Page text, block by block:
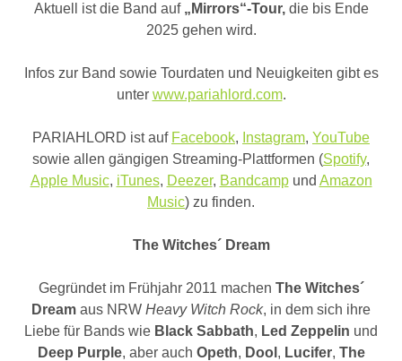
Aktuell ist die Band auf „Mirrors“-Tour,die bis Ende
2025 gehen wird.
Infos zur Band sowie Tourdaten und Neuigkeiten gibt es
unter www.pariahlord.com.
PARIAHLORD ist auf Facebook, Instagram, YouTube
sowie allen gängigen Streaming-Plattformen (Spotify,
Apple Music, iTunes, Deezer, Bandcampund Amazon
Music) zu finden.
The Witches´ Dream
Gegründet im Frühjahr 2011 machen The Witches´
Dream aus NRW Heavy Witch Rock, in dem sich ihre
Liebe für Bands wie Black Sabbath, Led Zeppelin und
Deep Purple, aber auch Opeth, Dool , Lucifer, The